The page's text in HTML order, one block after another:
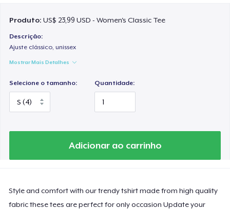
Produto:US$ 23,99 USD - Women's Classic Tee
Descrição:
Ajuste clássico, unissex
Mostrar Mais Detalhes
Selecione o tamanho: Quantidade:
Adicionar ao carrinho
Style and comfort with our trendy tshirt made from high quality
fabric these tees are perfect for only occasion Update your